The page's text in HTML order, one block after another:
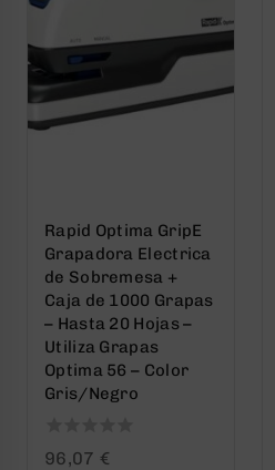
Rapid Optima GripE
Grapadora Electrica
de Sobremesa +
Caja de 1000 Grapas
– Hasta 20 Hojas –
Utiliza Grapas
Optima 56 – Color
Gris/Negro
0
96,07 €